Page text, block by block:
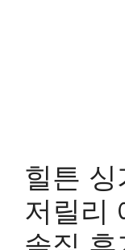
힐튼
저릴리